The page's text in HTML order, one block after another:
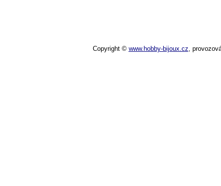
Copyright © www.hobby-bijoux.cz